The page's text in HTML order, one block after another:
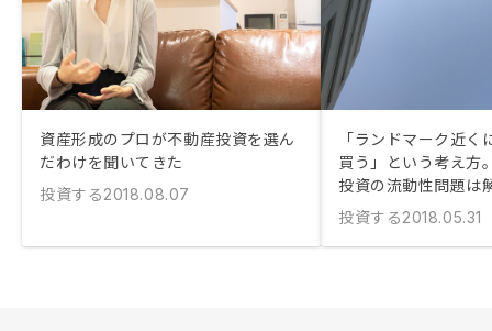
資産形成のプロが不動産投資を選ん
だわけを聞いてきた
投資する2018.08.07
「ランドマーク近
買う」という考え方
投資の流動性問題は
投資する2018.05.31